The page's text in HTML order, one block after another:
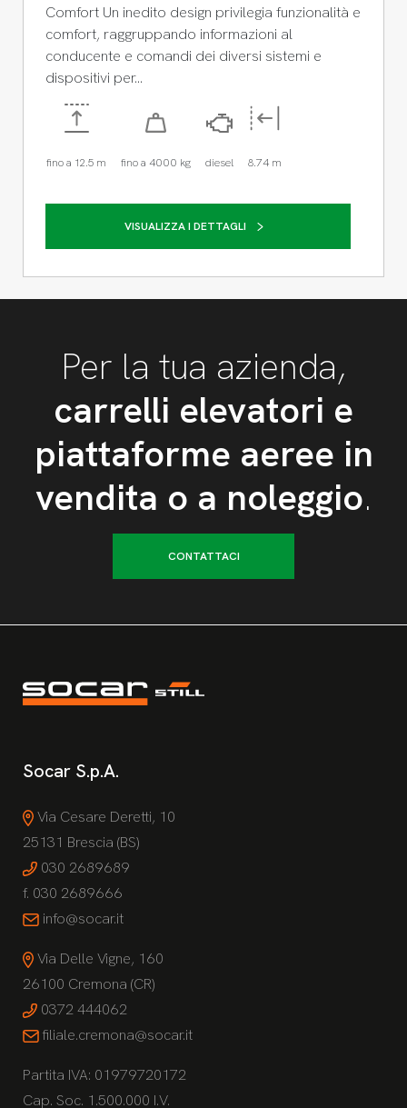
Comfort Un inedito design privilegia funzionalità e
comfort, raggruppando informazioni al
conducente e comandi dei diversi sistemi e
dispositivi per…
fino a 12.5 m fino a 4000 kg diesel 8.74 m
VISUALIZZA I DETTAGLI
Per la tua azienda,
carrelli elevatori e
piattaforme aeree in
vendita o a noleggio.
CONTATTACI
Socar S.p.A.
Via Cesare Deretti, 10
25131 Brescia (BS)
030 2689689
f. 030 2689666
info@socar.it
Via Delle Vigne, 160
26100 Cremona (CR)
0372 444062
filiale.cremona@socar.it
Partita IVA: 01979720172
Cap. Soc. 1.500.000 I.V.